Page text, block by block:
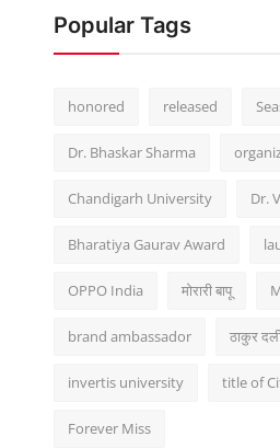
Popular Tags
honored released
Dr. Bhaskar Sharma
Chandigarh University Dr.
Bharatiya Gaurav Award
OPPO India मोरारी बापू
brand ambassador ठाकुर
invertis university title of
Forever Miss